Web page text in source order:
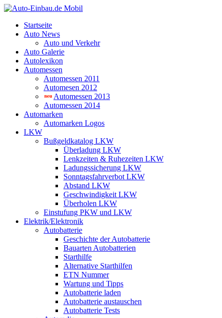
Startseite
Auto News
Auto und Verkehr
Auto Galerie
Autolexikon
Automessen
Automessen 2011
Automesen 2012
Automessen 2013
Automessen 2014
Automarken
Automarken Logos
LKW
Bußgeldkatalog LKW
Überladung LKW
Lenkzeiten & Ruhezeiten LKW
Ladungssicherung LKW
Sonntagsfahrverbot LKW
Abstand LKW
Geschwindigkeit LKW
Überholen LKW
Einstufung PKW und LKW
Elektrik/Elektronik
Autobatterie
Geschichte der Autobatterie
Bauarten Autobatterien
Starthilfe
Alternative Starthilfen
ETN Nummer
Wartung und Tipps
Autobatterie laden
Autobatterie austauschen
Autobatterie Tests